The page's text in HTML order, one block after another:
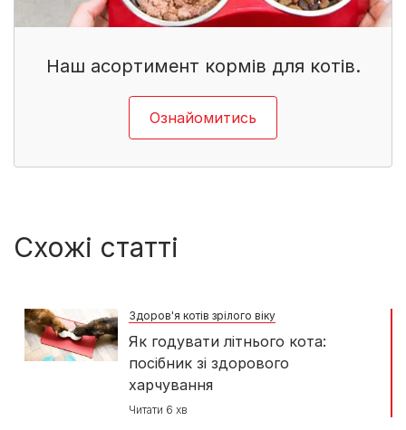
Наш асортимент кормів для котів.
Ознайомитись
Схожі статті
Здоров'я котів зрілого віку
Як годувати літнього кота:
посібник зі здорового
харчування
Читати 6 хв